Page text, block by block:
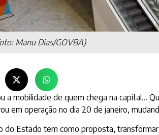
Manu Dias/GOVBA)
a mobilidade de quem chega na capital…
em operação no dia 20 de janeiro,
do Estado tem como proposta,